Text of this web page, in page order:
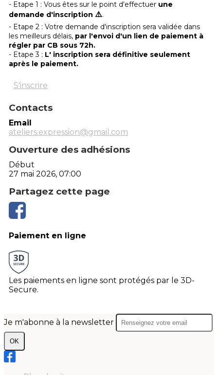
- Etape 1 : Vous êtes sur le point d'effectuer une
demande d'inscription ⚠️.
- Etape 2 : Votre demande d'inscription sera validée dans
les meilleurs délais, par l'envoi d'un lien de paiement à
régler par CB sous 72h.
- Etape 3 : L' inscription sera définitive seulement
après le paiement.
S'inscrire
Contacts
Email
ateliers.expression@gmail.com
Ouverture des adhésions
Début
27 mai 2026, 07:00
Partagez cette page
Paiement en ligne
Les paiements en ligne sont protégés par le 3D-
Secure.
Je m'abonne à la newsletter
OK